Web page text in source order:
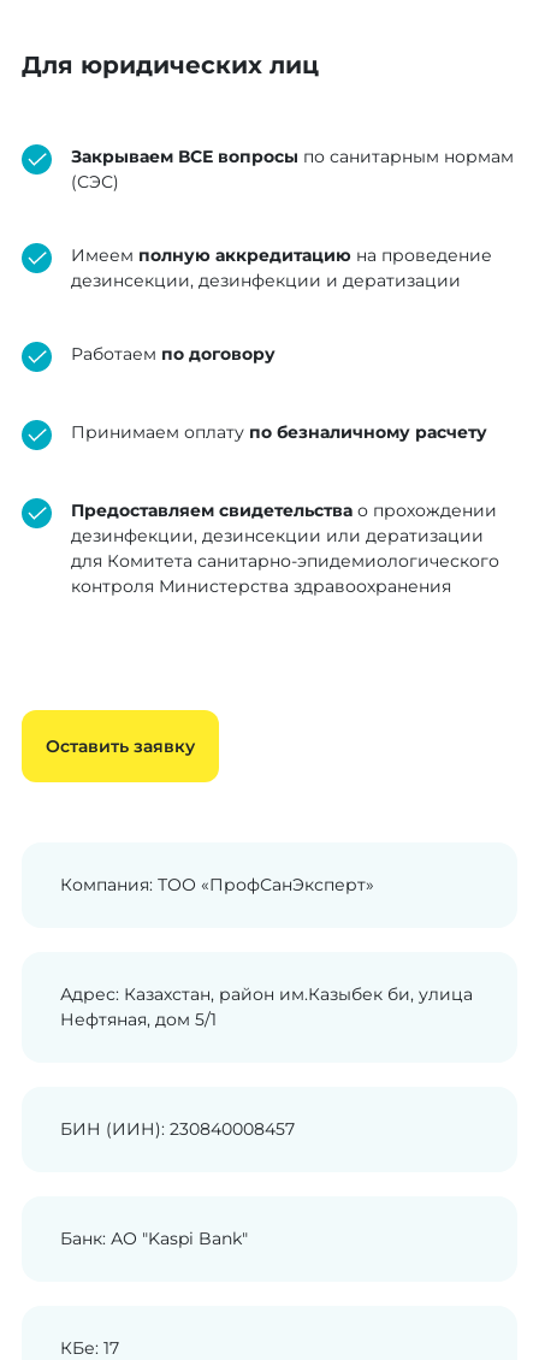
Для юридических лиц
Закрываем ВСЕ вопросы по санитарным нормам
(СЭС)
Имеем полную аккредитациюна проведение
дезинсекции, дезинфекции и дератизации
Работаем по договору
Принимаем оплату по безналичному расчету
Предоставляем свидетельствао прохождении
дезинфекции, дезинсекции или дератизации
для Комитета санитарно-эпидемиологического
контроля Министерства здравоохранения
Оставить заявку
Компания: ТОО «ПрофСанЭксперт»
Адрес: Казахстан, район им.Казыбек би, улица
Нефтяная, дом 5/1
БИН (ИИН): 230840008457
Банк: АО "Kaspi Bank"
КБе: 17